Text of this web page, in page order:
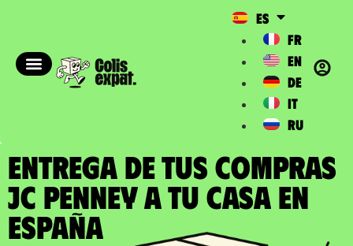
ES
FR
EN
DE
IT
RU
ENTREGA DE TUS COMPRAS
JC PENNEY a tu casa en
España